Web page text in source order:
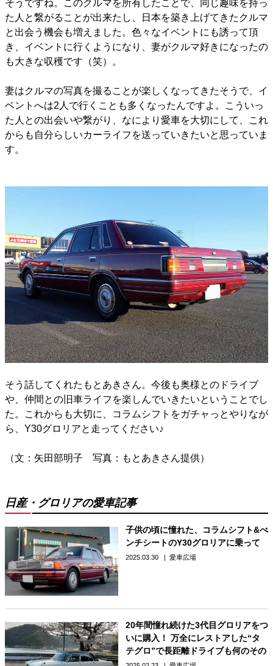
そうですね。このクルマを所有したことで、同じ趣味を持っ
た人と繋がることが出来たし、日本を築き上げてきたクルマ
と出会う機会も増えました。色々なイベントにも誘って頂
き、イベントに行くようになり、妻がクルマ好きになったの
も大きな収穫です（笑）。
妻はクルマの写真を撮ることが楽しくなってきたそうで、イ
ベントへは2人で行くことも多くなったんですよ。こういっ
た人との出会いや繋がり、なにより愛車を大切にして、これ
からも自分らしいカーライフを送っていきたいと思っていま
す。
そう話してくれたもとあきさん。今後も奥様とのドライブ
や、仲間との旧車ライフを楽しんでいきたいということでし
た。これからも大切に、コラムシフトをガチャっとやりなが
ら、Y30グロリアと走ってください♪
（文：矢田部明子 写真：もとあきさん提供）
日産・グロリアの愛車記事
子供の頃に憧れた、コラムシフト&べ
ンチシートのY30グロリアに乗って
2025.03.30 愛車広場
20年間憧れ続けた3代目グロリアをつ
いに購入！ 万全にレストアした“タ
テグロ”で長距離ドライブも何のその